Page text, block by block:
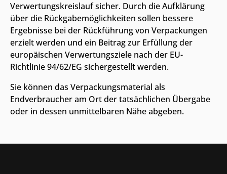
Verwertungskreislauf sicher. Durch die Aufklärung
über die Rückgabemöglichkeiten sollen bessere
Ergebnisse bei der Rückführung von Verpackungen
erzielt werden und ein Beitrag zur Erfüllung der
europäischen Verwertungsziele nach der EU-
Richtlinie 94/62/EG sichergestellt werden.
Sie können das Verpackungsmaterial als
Endverbraucher am Ort der tatsächlichen Übergabe
oder in dessen unmittelbaren Nähe abgeben.